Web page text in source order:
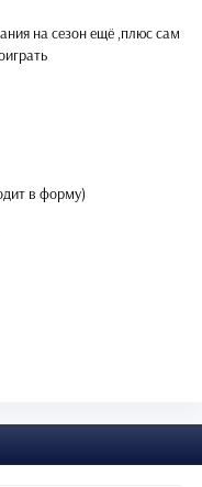
на сезон ещё ,плюс сам
в форму)